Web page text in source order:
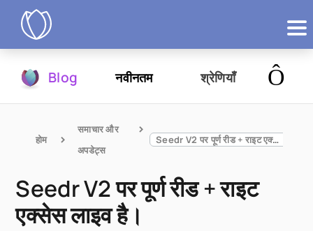
आज़माएं
Blog नवीनतम श्रेणियाँ
होम
समाचार और
अपडेट्स
Seedr V2 पर पूर्ण रीड + राइट एक्सेस लाइव है।
Seedr V2 पर पूर्ण रीड + राइट
एक्सेस लाइव है।